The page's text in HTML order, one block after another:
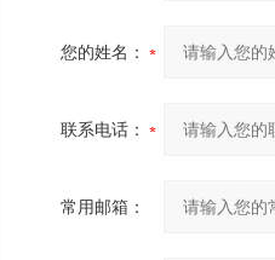
您的姓名：
联系电话：
常用邮箱：